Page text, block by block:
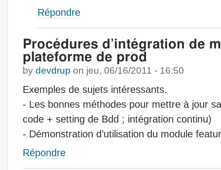
Répondre
Procédures d’intégration de
plateforme de prod
by devdrup on jeu, 06/16/2011 - 16:50
Exemples de sujets intéressants.
- Les bonnes méthodes pour mettre à jour
code + setting de Bdd ; intégration continu)
- Démonstration d’utilisation du module
Répondre